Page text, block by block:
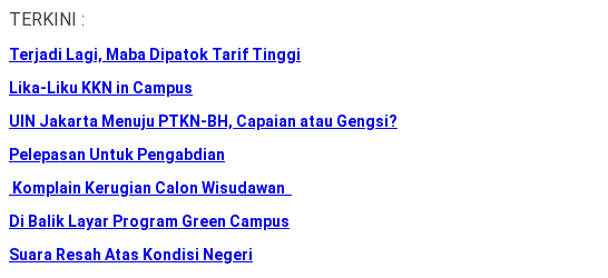
Skip
the
content
TERKINI :
Terjadi Lagi, Maba Dipatok Tarif Tinggi
Lika-Liku KKN in Campus
UIN Jakarta Menuju PTKN-BH, Capaian atau Gengsi?
Pelepasan Untuk Pengabdian
Komplain Kerugian Calon Wisudawan
Di Balik Layar Program Green Campus
Suara Resah Atas Kondisi Negeri